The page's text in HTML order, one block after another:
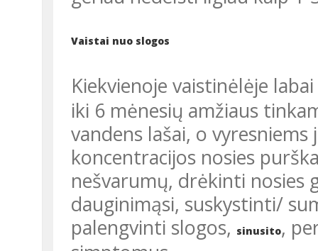
Vaistai nuo slogos
Kiekvienoje vaistinėlėje
iki 6 mėnesių amžiaus
vandens lašai, o
koncentracijos nosies
nešvarumų, drėkinti nosies
dauginimąsi, suskystinti/
palengvinti slogos, sinusito,